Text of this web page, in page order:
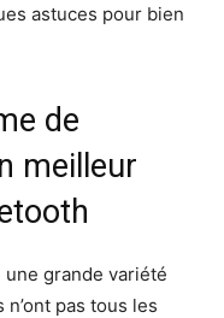
astuces pour bien
de
meilleur
grande variété
n’ont pas tous les